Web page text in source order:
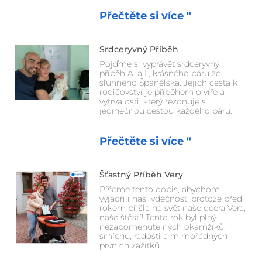
Přečtěte si více "
Srdceryvný Příběh
Pojďme si vyprávět srdceryvný
příběh A. a I., krásného páru ze
slunného Španělska. Jejich cesta k
rodičovství je příběhem o víře a
vytrvalosti, který rezonuje s
jedinečnou cestou každého páru.
Přečtěte si více "
Šťastný Příběh Very
Píšeme tento dopis, abychom
vyjádřili naši vděčnost, protože před
rokem přišla na svět naše dcera Vera,
naše štěstí! Tento rok byl plný
nezapomenutelných okamžiků,
smíchu, radosti a mimořádných
prvních zážitků.